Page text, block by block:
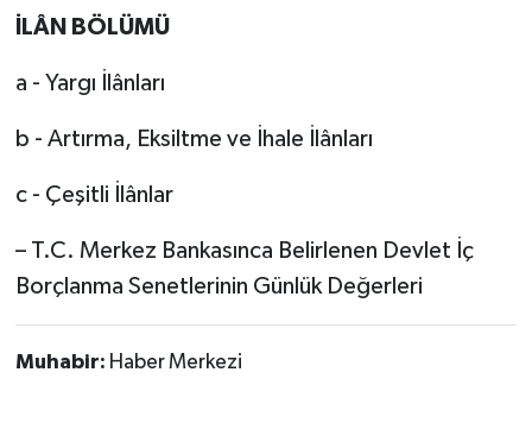
İLÂN BÖLÜMÜ
a - Yargı İlânları
b - Artırma, Eksiltme ve İhale İlânları
c - Çeşitli İlânlar
– T.C. Merkez Bankasınca Belirlenen Devlet İç
Borçlanma Senetlerinin Günlük Değerleri
Muhabir: Haber Merkezi